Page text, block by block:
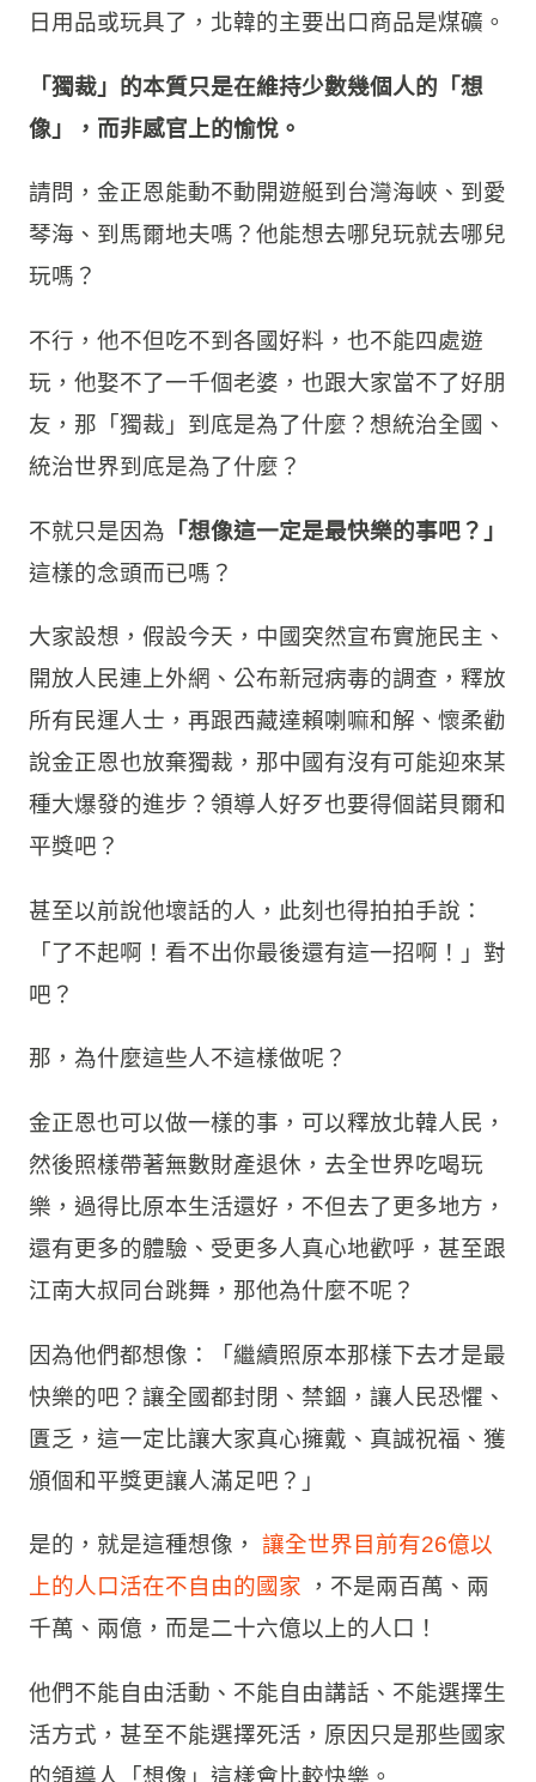
日用品或玩具了，北韓的主要出口商品是煤礦。
「獨裁」的本質只是在維持少數幾個人的「想
像」，而非感官上的愉悅。
請問，金正恩能動不動開遊艇到台灣海峽、到愛
琴海、到馬爾地夫嗎？他能想去哪兒玩就去哪兒
玩嗎？
不行，他不但吃不到各國好料，也不能四處遊
玩，他娶不了一千個老婆，也跟大家當不了好朋
友，那「獨裁」到底是為了什麼？想統治全國、
統治世界到底是為了什麼？
不就只是因為 「想像這一定是最快樂的事吧？」
這樣的念頭而已嗎？
大家設想，假設今天，中國突然宣布實施民主、
開放人民連上外網、公布新冠病毒的調查，釋放
所有民運人士，再跟西藏達賴喇嘛和解、懷柔勸
說金正恩也放棄獨裁，那中國有沒有可能迎來某
種大爆發的進步？領導人好歹也要得個諾貝爾和
平獎吧？
甚至以前說他壞話的人，此刻也得拍拍手說：
「了不起啊！看不出你最後還有這一招啊！」對
吧？
那，為什麼這些人不這樣做呢？
金正恩也可以做一樣的事，可以釋放北韓人民，
然後照樣帶著無數財產退休，去全世界吃喝玩
樂，過得比原本生活還好，不但去了更多地方，
還有更多的體驗、受更多人真心地歡呼，甚至跟
江南大叔同台跳舞，那他為什麼不呢？
因為他們都想像：「繼續照原本那樣下去才是最
快樂的吧？讓全國都封閉、禁錮，讓人民恐懼、
匱乏，這一定比讓大家真心擁戴、真誠祝福、獲
頒個和平獎更讓人滿足吧？」
是的，就是這種想像，
讓全世界目前有26億以
上的人口活在不自由的國家
，不是兩百萬、兩
千萬、兩億，而是二十六億以上的人口！
他們不能自由活動、不能自由講話、不能選擇生
活方式，甚至不能選擇死活，原因只是那些國家
的領導人「想像」這樣會比較快樂。